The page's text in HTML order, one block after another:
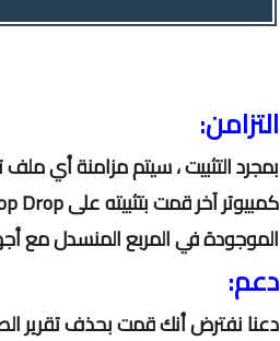
التزامن:
الموجودة في المربع المنسدل مع
دعم: